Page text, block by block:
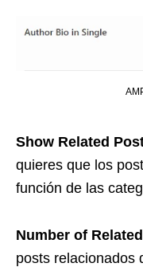
Show Related
quieres que los
función de las
Number of
posts relacionados